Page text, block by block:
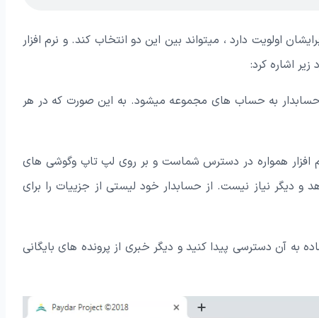
اولویت دارد ، میتواند بین این دو انتخاب کند. و نرم افزار
اشاره کرد:
و حسابدار به حساب های مجموعه میشود. به این صورت که در هر
همواره در دسترس شماست و بر روی لپ تاپ وگوشی های
دیگر نیاز نیست. از حسابدار خود لیستی از جزییات را برای
به آن دسترسی پیدا کنید و دیگر خبری از پرونده های بایگانی